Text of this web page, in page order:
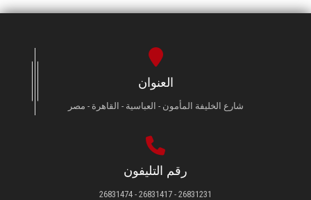
العنوان
شارع الخليفة المأمون - العباسية - القاهرة - مصر
رقم التليفون
26831231 - 26831417 - 26831474